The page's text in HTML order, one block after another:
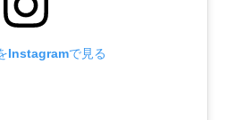
Instagramで見る